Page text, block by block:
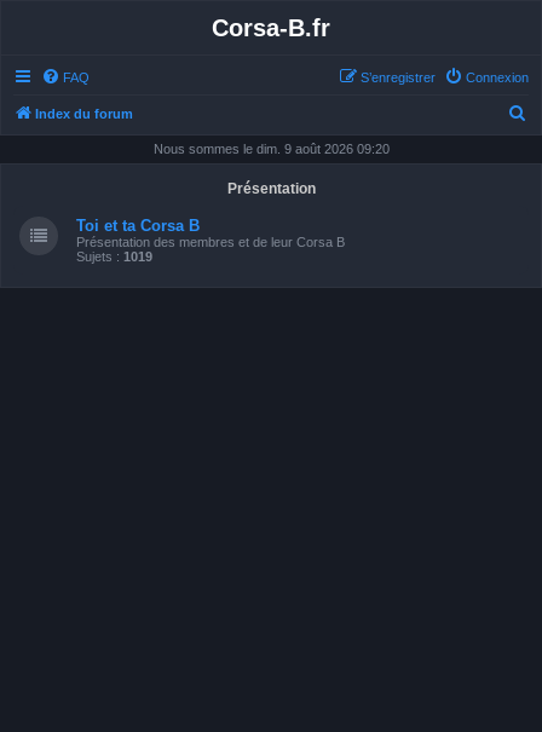
Corsa-B.fr
FAQ Connexion
S’enregistrer
Index du forum
c
Nous sommes le dim. 9 août 2026 09:20
Présentation
Toi et ta Corsa B
Présentation des membres et de leur Corsa B
Sujets : 1019